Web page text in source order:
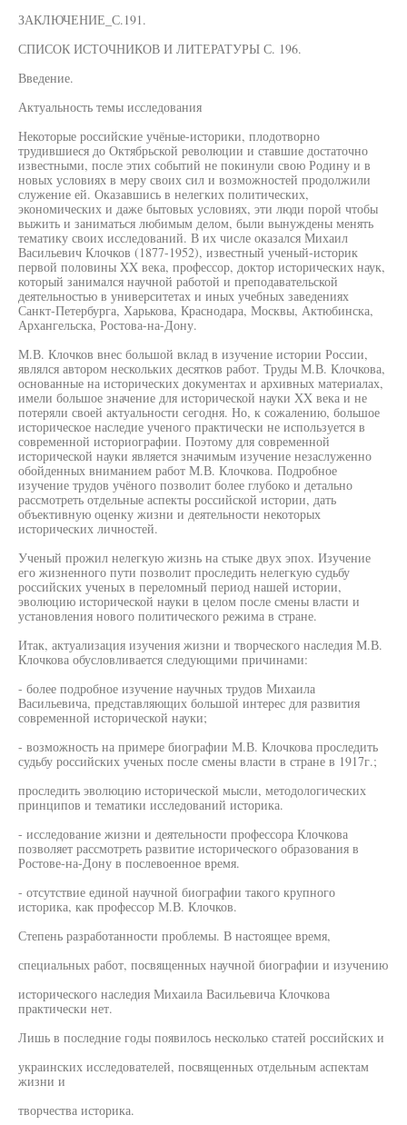
ЗАКЛЮЧЕНИЕ_С.191.
СПИСОК ИСТОЧНИКОВ И ЛИТЕРАТУРЫ С. 196.
Введение.
Актуальность темы исследования
Некоторые российские учёные-историки, плодотворно
трудившиеся до Октябрьской революции и ставшие достаточно
известными, после этих событий не покинули свою Родину и в
новых условиях в меру своих сил и возможностей продолжили
служение ей. Оказавшись в нелегких политических,
экономических и даже бытовых условиях, эти люди порой чтобы
выжить и заниматься любимым делом, были вынуждены менять
тематику своих исследований. В их числе оказался Михаил
Васильевич Клочков (1877-1952), известный ученый-историк
первой половины XX века, профессор, доктор исторических наук,
который занимался научной работой и преподавательской
деятельностью в университетах и иных учебных заведениях
Санкт-Петербурга, Харькова, Краснодара, Москвы, Актюбинска,
Архангельска, Ростова-на-Дону.
М.В. Клочков внес большой вклад в изучение истории России,
являлся автором нескольких десятков работ. Труды М.В. Клочкова,
основанные на исторических документах и архивных материалах,
имели большое значение для исторической науки XX века и не
потеряли своей актуальности сегодня. Но, к сожалению, большое
историческое наследие ученого практически не используется в
современной историографии. Поэтому для современной
исторической науки является значимым изучение незаслуженно
обойденных вниманием работ М.В. Клочкова. Подробное
изучение трудов учёного позволит более глубоко и детально
рассмотреть отдельные аспекты российской истории, дать
объективную оценку жизни и деятельности некоторых
исторических личностей.
Ученый прожил нелегкую жизнь на стыке двух эпох. Изучение
его жизненного пути позволит проследить нелегкую судьбу
российских ученых в переломный период нашей истории,
эволюцию исторической науки в целом после смены власти и
установления нового политического режима в стране.
Итак, актуализация изучения жизни и творческого наследия М.В.
Клочкова обусловливается следующими причинами:
- более подробное изучение научных трудов Михаила
Васильевича, представляющих большой интерес для развития
современной исторической науки;
- возможность на примере биографии М.В. Клочкова проследить
судьбу российских ученых после смены власти в стране в 1917г.;
проследить эволюцию исторической мысли, методологических
принципов и тематики исследований историка.
- исследование жизни и деятельности профессора Клочкова
позволяет рассмотреть развитие исторического образования в
Ростове-на-Дону в послевоенное время.
- отсутствие единой научной биографии такого крупного
историка, как профессор М.В. Клочков.
Степень разработанности проблемы. В настоящее время,
специальных работ, посвященных научной биографии и изучению
исторического наследия Михаила Васильевича Клочкова
практически нет.
Лишь в последние годы появилось несколько статей российских и
украинских исследователей, посвященных отдельным аспектам
жизни и
творчества историка.